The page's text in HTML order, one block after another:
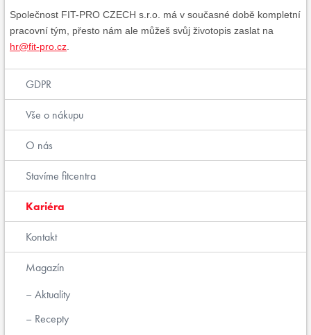
Kariéra Kontakt
Magazín
Doplňky stravy Fitness vybavení
Značky
Společnost FIT-PRO CZECH s.r.o. má v současné době kompletní
pracovní tým, přesto nám ale můžeš svůj životopis zaslat na
hr@fit-pro.cz
GDPR
Vše o nákupu
O nás
Stavíme fitcentra
Kariéra
Kontakt
Magazín
Aktuality
Recepty